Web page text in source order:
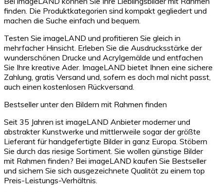
finden. Die Produktkategorien sind kompakt gegliedert und
machen die Suche einfach und bequem.
Testen Sie imageLAND und profitieren Sie gleich in
mehrfacher Hinsicht. Erleben Sie die Ausdrucksstärke der
wunderschönen Drucke und Acrylgemälde und entfachen
Sie Ihre kreative Ader. ImageLAND bietet Ihnen eine sichere
Zahlung, gratis Versand und, sofern es doch mal nicht passt,
auch einen kostenlosen Rückversand.
Bestseller unter den Bildern mit Rahmen finden
Seit 35 Jahren ist imageLAND Anbieter moderner und
abstrakter Kunstwerke und mittlerweile sogar der größte
Lieferant für handgefertigte Bilder in ganz Europa. Stöbern
Sie durch das riesige Sortiment. Sie wollen günstige Bilder
mit Rahmen finden? Bei imageLAND kaufen Sie Bestseller
und sichern Sie sich ausgezeichnete Qualität zu einem top
Preis-Leistungs-Verhältnis.